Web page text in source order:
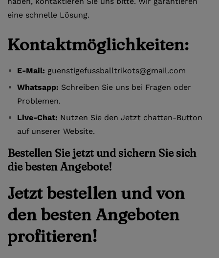
eine schnelle Lösung.
Kontaktmöglichkeiten:
E-Mail: guenstigefussballtrikots@gmail.com
Whatsapp: Schreiben Sie uns bei Fragen oder
Problemen.
Live-Chat: Nutzen Sie den Jetzt chatten-Button
auf unserer Website.
Bestellen Sie jetzt und sichern Sie sich
die besten Angebote!
Jetzt bestellen und von
den besten Angeboten
profitieren!